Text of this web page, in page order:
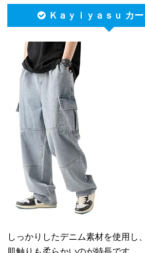
Ｋａｙｉｙａｓｕ カ
しっかりしたデニム素材を使用し